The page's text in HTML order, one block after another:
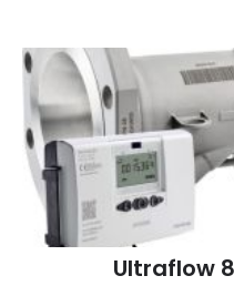
Ultraflow